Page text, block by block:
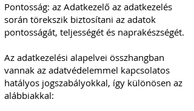
Pontosság: az Adatkezelő az adatkezelés
során törekszik biztosítani az adatok
pontosságát, teljességét és naprakészségét.
Az adatkezelési alapelvei összhangban
vannak az adatvédelemmel kapcsolatos
hatályos jogszabályokkal, így különösen az
alábbiakkal: